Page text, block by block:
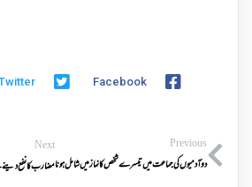
Facebook
Previous
دو آدمیوں کی جماعت میں تیسرے شخص کا نماز میں شامل ہونا
Next
مضارب کا نفع دینے